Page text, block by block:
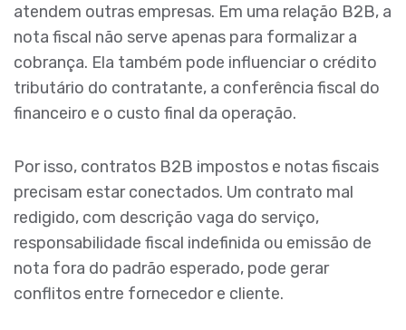
atendem outras empresas. Em uma relação B2B, a
nota fiscal não serve apenas para formalizar a
cobrança. Ela também pode influenciar o crédito
tributário do contratante, a conferência fiscal do
financeiro e o custo final da operação.
Por isso, contratos B2B impostos e notas fiscais
precisam estar conectados. Um contrato mal
redigido, com descrição vaga do serviço,
responsabilidade fiscal indefinida ou emissão de
nota fora do padrão esperado, pode gerar
conflitos entre fornecedor e cliente.